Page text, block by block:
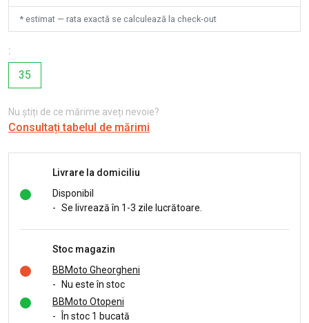
* estimat — rata exactă se calculează la check-out
:
35
Nu știți de ce mărime aveți nevoie?
Consultați tabelul de mărimi
Livrare la domiciliu
Disponibil
- Se livrează în 1-3 zile lucrătoare.
Stoc magazin
BBMoto Gheorgheni
-
Nu este în stoc
BBMoto Otopeni
-
În stoc 1 bucată